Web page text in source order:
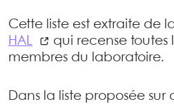
Cette liste est extraite de
HAL
qui recense toutes
membres du laboratoire.
Dans la liste proposée sur